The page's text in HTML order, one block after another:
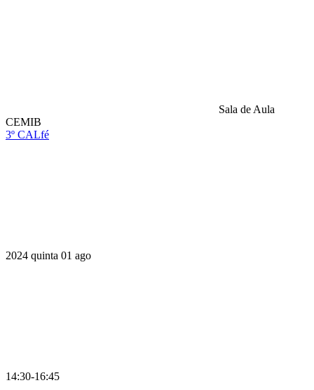
Sala de Aula
CEMIB
3º CALfé
2024 quinta 01 ago
14:30-16:45